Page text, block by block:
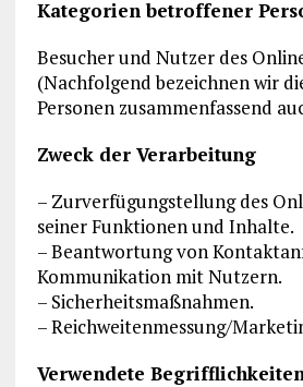
Kategorien betroffener
Besucher und Nutzer des
(Nachfolgend bezeichnen wir
Personen zusammenfassend
Zweck der Verarbeitung
– Zurverfügungstellung des
seiner Funktionen und Inhalte.
– Beantwortung von
Kommunikation mit Nutzern.
– Sicherheitsmaßnahmen.
– Reichweitenmessung/
Verwendete